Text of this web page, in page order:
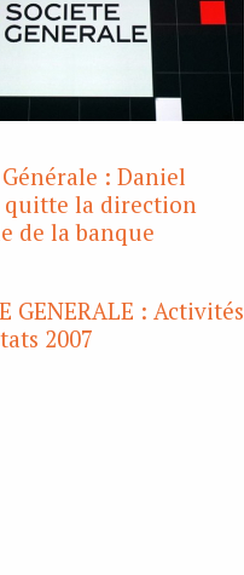
: Daniel
la direction
de la banque
GENERALE : Activités
2007